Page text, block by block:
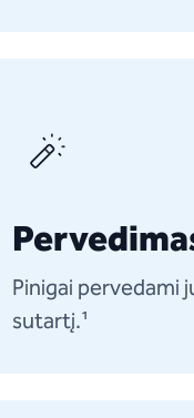
Pinigai pervedami
sutartį.¹